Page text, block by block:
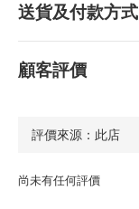
送貨及付款方式
顧客評價
尚未有任何評價